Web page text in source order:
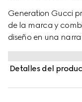
Generation Gucci
de la marca y
diseño en una
confeccionada en
caracteriza por una
personaje de la
Detalles del